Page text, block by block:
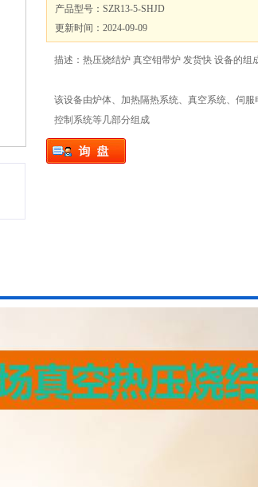
产品型号：SZR13-5-SHJD
更新时间：2024-09-09
描述：热压烧结炉 真空钼带炉 发货快 设备的组
该设备由炉体、加热隔热系统、真空系统、伺服
控制系统等几部分组成